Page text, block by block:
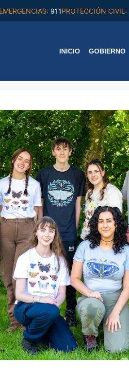
EMERGENCIAS: 911PROTECCIÓN CIVIL:
INICIO GOBIERNO